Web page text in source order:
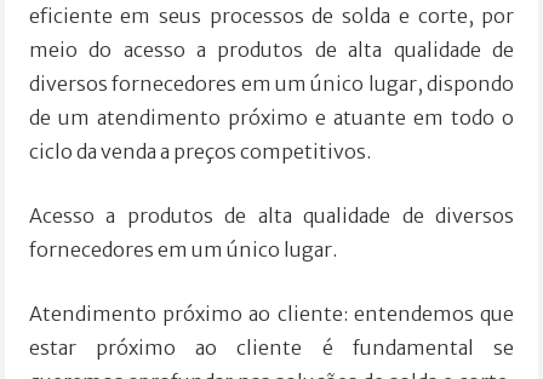
eficiente em seus processos de solda e corte, por
meio do acesso a produtos de alta qualidade de
diversos fornecedores em um único lugar, dispondo
de um atendimento próximo e atuante em todo o
ciclo da venda a preços competitivos.
Acesso a produtos de alta qualidade de diversos
fornecedores em um único lugar.
Atendimento próximo ao cliente: entendemos que
estar próximo ao cliente é fundamental se